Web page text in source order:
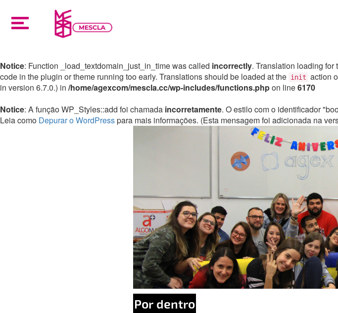
Notice: Function _load_textdomain_just_in_time was called incorrectly. Translation loading for
code in the plugin or theme running too early. Translations should be loaded at the init action
in version 6.7.0.) in /home/agexcom/mescla.cc/wp-includes/functions.phpon line6170
Notice: A função WP_Styles::add foi chamada incorretamente. O estilo com o identificador
Leia como Depurar o WordPresspara mais informações. (Esta mensagem foi adicionada na
Por dentro